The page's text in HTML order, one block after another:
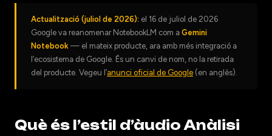
Actualització (juliol de 2026): el 16 de juliol de 2026
Google va reanomenar NotebookLM com a Gemini
Notebook — el mateix producte, ara amb més integració a
l’ecosistema de Google. És un canvi de nom, no la retirada
del producte. Vegeu l’anunci oficial de Google (en anglès).
Què és l’estil d’àudio Anàlisi